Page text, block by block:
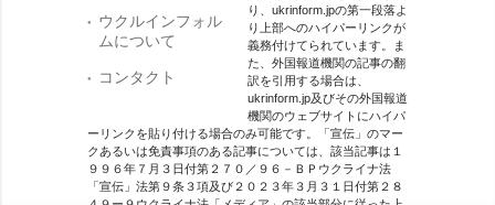
ウクルインフォル
ムについて
コンタクト
り、ukrinform.jpの第一段落よ
り上部へのハイパーリンクが
義務付けてられています。ま
た、外国報道機関の記事の翻
訳を引用する場合は、
ukrinform.jp及びその外国報道
機関のウェブサイトにハイパ
ーリンクを貼り付ける場合のみ可能です。「宣伝」のマー
クあるいは免責事項のある記事については、該当記事は１
９９６年７月３日付第２７０／９６－ＢＰウクライナ法
「宣伝」法第９条３項及び２０２３年３月３１日付第２８